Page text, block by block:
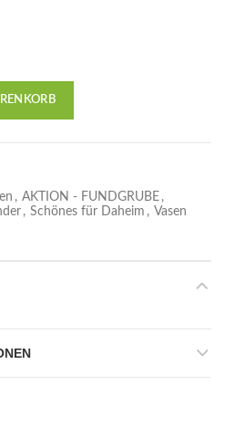
, AKTION - FUNDGRUBE ,
, Schönes für Daheim , Vasen